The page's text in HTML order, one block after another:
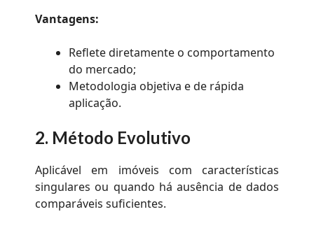
Vantagens:
Reflete diretamente o comportamento
do mercado;
Metodologia objetiva e de rápida
aplicação.
2. Método Evolutivo
Aplicável em imóveis com características
singulares ou quando há ausência de dados
comparáveis suficientes.